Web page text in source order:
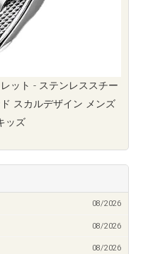
ット - ステンレススチー
スカルデザイン メンズ
ッズ
08/2026
08/2026
08/2026